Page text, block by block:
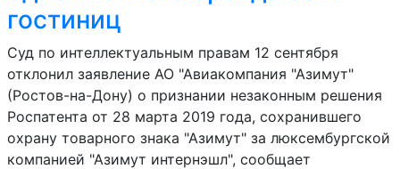
гостиниц
Суд по интеллектуальным правам 12 сентября
отклонил заявление АО "Авиакомпания "Азимут"
(Ростов-на-Дону) о признании незаконным решения
Роспатента от 28 марта 2019 года, сохранившего
охрану товарного знака "Азимут" за люксембургской
компанией "Азимут интернэшл", сообщает